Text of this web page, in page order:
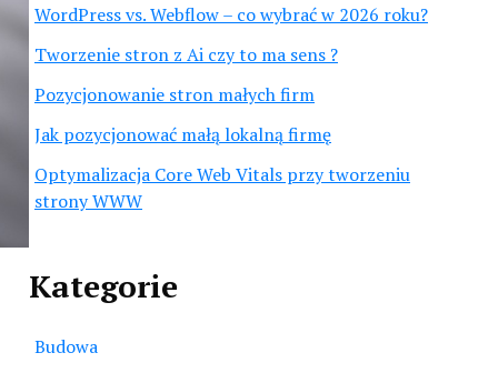
WordPress vs. Webflow – co wybrać w 2026 roku?
Tworzenie stron z Ai czy to ma sens ?
Pozycjonowanie stron małych firm
Jak pozycjonować małą lokalną firmę
Optymalizacja Core Web Vitals przy tworzeniu
strony WWW
Kategorie
Budowa